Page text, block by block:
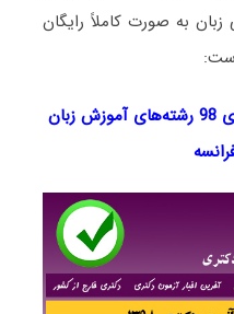
زبان به صورت کاملاً رایگان
دانلود سوالات زبان عمومی دکتری 98 رشته‌های آموزش زبان